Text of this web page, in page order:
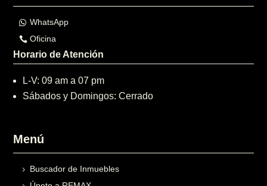
WhatsApp
Oficina
Horario de Atención
L-V: 09 am a 07 pm
Sábados y Domingos: Cerrado
Menú
Buscador de Inmuebles